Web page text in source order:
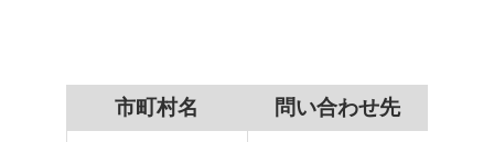
市町村名 問い合わせ先